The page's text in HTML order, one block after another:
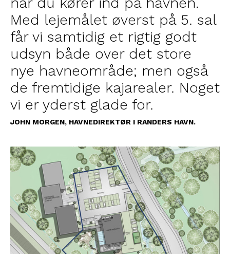
Med lejemålet øverst på 5. sal
får vi samtidig et rigtig godt
udsyn både over det store
nye havneområde; men også
de fremtidige kajarealer. Noget
vi er yderst glade for.
JOHN MORGEN, HAVNEDIREKTØR I RANDERS HAVN.